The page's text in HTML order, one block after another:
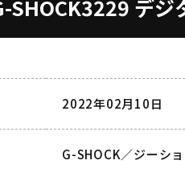
SHOCK3229 デジ
2022年02月10日
G-SHOCK／ジーシ